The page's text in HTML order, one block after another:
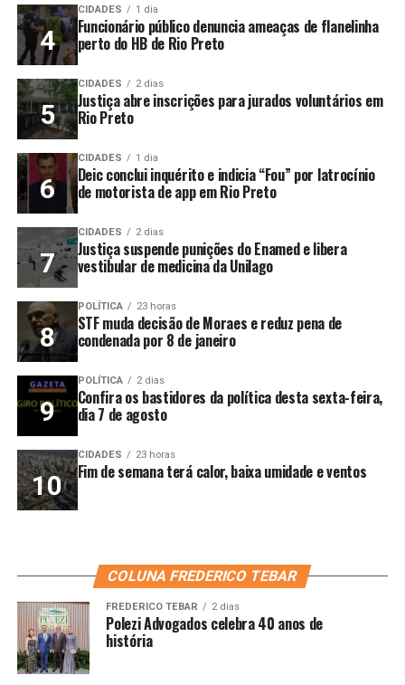
CIDADES 1 dia
Funcionário público denuncia ameaças de flanelinha
perto do HB de Rio Preto
CIDADES 2 dias
Justiça abre inscrições para jurados voluntários em
Rio Preto
CIDADES 1 dia
Deic conclui inquérito e indicia “Fou” por latrocínio
de motorista de app em Rio Preto
CIDADES 2 dias
Justiça suspende punições do Enamed e libera
vestibular de medicina da Unilago
POLÍTICA 23 horas
STF muda decisão de Moraes e reduz pena de
condenada por 8 de janeiro
POLÍTICA 2 dias
Confira os bastidores da política desta sexta-feira,
dia 7 de agosto
CIDADES 23 horas
Fim de semana terá calor, baixa umidade e ventos
COLUNA FREDERICO TEBAR
FREDERICO TEBAR 2 dias
Polezi Advogados celebra 40 anos de
história